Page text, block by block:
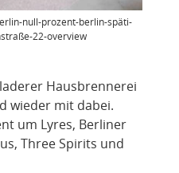
null-prozent-berlin-späti-
22-overview
Hausbrennerei
wieder mit dabei.
um Lyres, Berliner
Three Spirits und